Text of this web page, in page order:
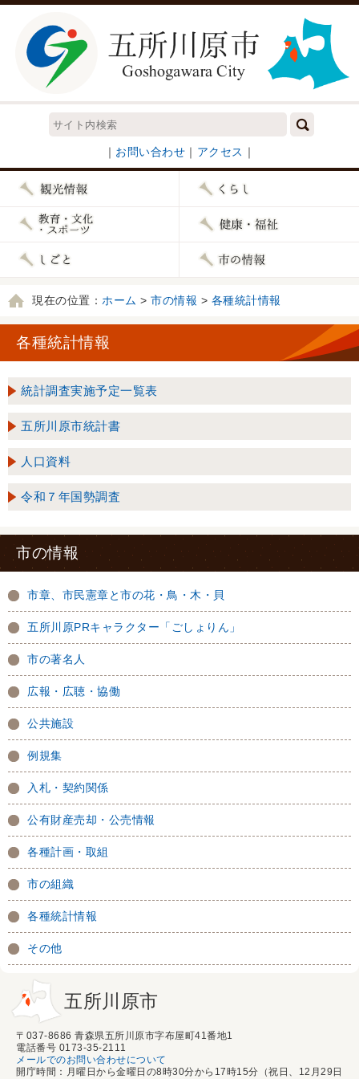
｜ お問い合わせ ｜ アクセス ｜
現在の位置： ホーム > 市の情報 > 各種統計情報
各種統計情報
統計調査実施予定一覧表
五所川原市統計書
人口資料
令和７年国勢調査
市の情報
市章、市民憲章と市の花・鳥・木・貝
五所川原PRキャラクター「ごしょりん」
市の著名人
広報・広聴・協働
公共施設
例規集
入札・契約関係
公有財産売却・公売情報
各種計画・取組
市の組織
各種統計情報
その他
五所川原市
〒037-8686 青森県五所川原市字布屋町41番地1
電話番号 0173-35-2111
メールでのお問い合わせについて
開庁時間：月曜日から金曜日の8時30分から17時15分（祝日、12月29日